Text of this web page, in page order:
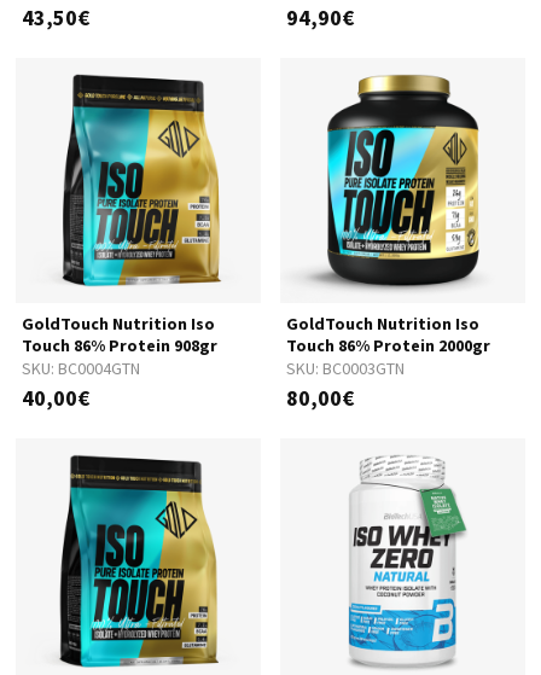
43,50€ 94,90€
SKU: BC0004GTN
GoldTouch Nutrition Iso
Touch 86% Protein 908gr
40,00€
SKU: BC0003GTN
GoldTouch Nutrition Iso
Touch 86% Protein 2000gr
80,00€